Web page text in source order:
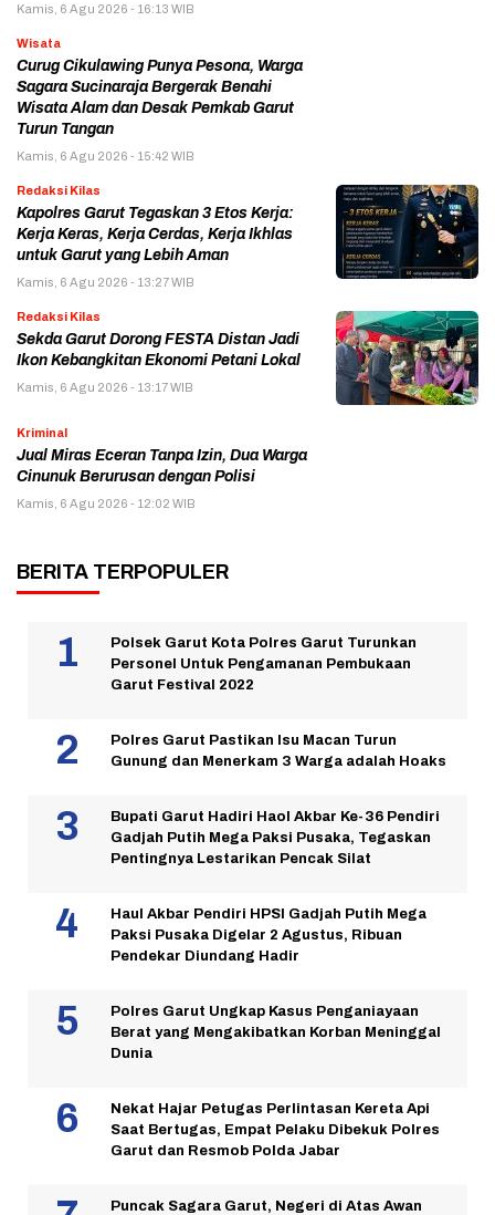
Kamis, 6 Agu 2026 - 16:13 WIB
Wisata
Curug Cikulawing Punya Pesona, Warga
Sagara Sucinaraja Bergerak Benahi
Wisata Alam dan Desak Pemkab Garut
Turun Tangan
Kamis, 6 Agu 2026 - 15:42 WIB
Redaksi Kilas
Kapolres Garut Tegaskan 3 Etos Kerja:
Kerja Keras, Kerja Cerdas, Kerja Ikhlas
untuk Garut yang Lebih Aman
Kamis, 6 Agu 2026 - 13:27 WIB
Redaksi Kilas
Sekda Garut Dorong FESTA Distan Jadi
Ikon Kebangkitan Ekonomi Petani Lokal
Kamis, 6 Agu 2026 - 13:17 WIB
Kriminal
Jual Miras Eceran Tanpa Izin, Dua Warga
Cinunuk Berurusan dengan Polisi
Kamis, 6 Agu 2026 - 12:02 WIB
BERITA TERPOPULER
Polsek Garut Kota Polres Garut Turunkan
Personel Untuk Pengamanan Pembukaan
Garut Festival 2022
Polres Garut Pastikan Isu Macan Turun
Gunung dan Menerkam 3 Warga adalah Hoaks
Bupati Garut Hadiri Haol Akbar Ke-36 Pendiri
Gadjah Putih Mega Paksi Pusaka, Tegaskan
Pentingnya Lestarikan Pencak Silat
Haul Akbar Pendiri HPSI Gadjah Putih Mega
Paksi Pusaka Digelar 2 Agustus, Ribuan
Pendekar Diundang Hadir
Polres Garut Ungkap Kasus Penganiayaan
Berat yang Mengakibatkan Korban Meninggal
Dunia
Nekat Hajar Petugas Perlintasan Kereta Api
Saat Bertugas, Empat Pelaku Dibekuk Polres
Garut dan Resmob Polda Jabar
Puncak Sagara Garut, Negeri di Atas Awan